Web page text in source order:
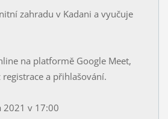
zahradu v Kadani a vyučuje
na platformě Google Meet,
a přihlašování.
2021 v 17:00